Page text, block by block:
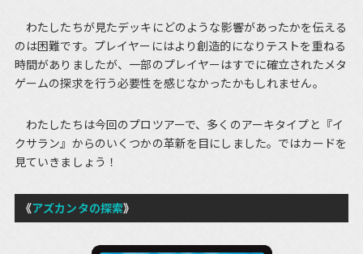
わたしたちが見たデッキにどのような影響があったかを伝える
のは困難です。プレイヤーにはより創造的になりテストを重ねる
時間がありましたが、一部のプレイヤーはすでに確立されたメタ
ゲームの探求を行う必要性を感じなかったかもしれません。
わたしたちは今回のプロツアーで、多くのアーキタイプと『イ
クサラン』からのいくつかの革新を目にしました。ではカードを
見ていきましょう！
《アズカンタの探索》